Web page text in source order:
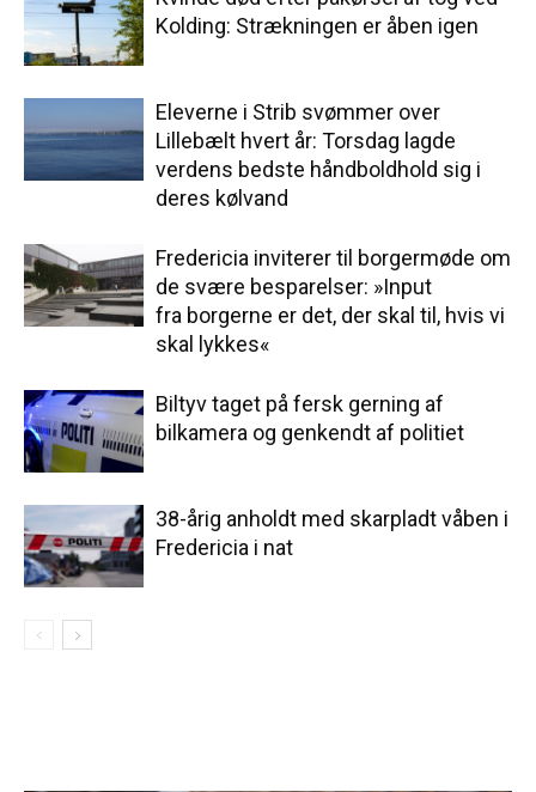
Kolding: Strækningen er åben igen
Eleverne i Strib svømmer over
Lillebælt hvert år: Torsdag lagde
verdens bedste håndboldhold sig i
deres kølvand
Fredericia inviterer til borgermøde om
de svære besparelser: »Input
fra borgerne er det, der skal til, hvis vi
skal lykkes«
Biltyv taget på fersk gerning af
bilkamera og genkendt af politiet
38-årig anholdt med skarpladt våben i
Fredericia i nat